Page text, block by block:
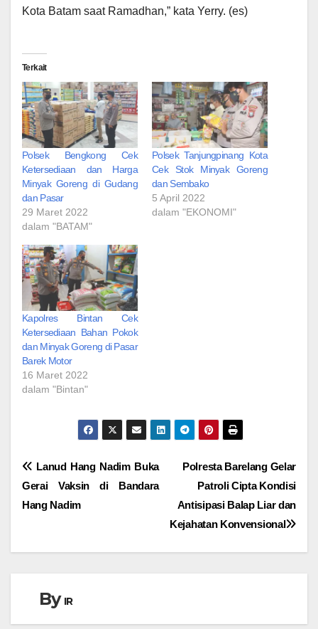
Kota Batam saat Ramadhan,” kata Yerry. (es)
Terkait
Polsek Bengkong Cek
Ketersediaan dan Harga
Minyak Goreng di Gudang
dan Pasar
29 Maret 2022
dalam "BATAM"
Polsek Tanjungpinang Kota
Cek Stok Minyak Goreng
dan Sembako
5 April 2022
dalam "EKONOMI"
Kapolres Bintan Cek
Ketersediaan Bahan Pokok
dan Minyak Goreng di Pasar
Barek Motor
16 Maret 2022
dalam "Bintan"
Navigasi
pos
Polresta Barelang Gelar
Patroli Cipta Kondisi
Antisipasi Balap Liar dan
Kejahatan Konvensional
Lanud Hang Nadim Buka
Gerai Vaksin di Bandara
Hang Nadim
By IR